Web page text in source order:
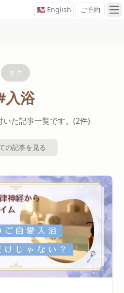
🇺🇸 English ご予約 メ
タグ
入浴
いた記事一覧です。(2件)
の記事を見る